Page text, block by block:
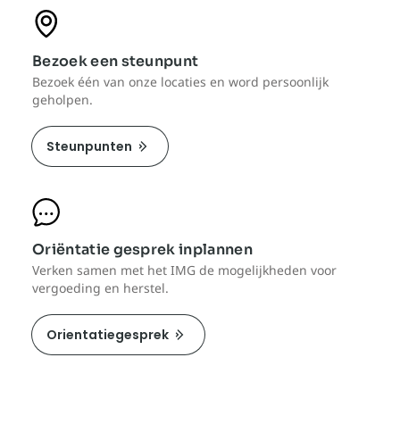
Bezoek een steunpunt
Bezoek één van onze locaties en word persoonlijk
geholpen.
Steunpunten
Oriëntatie gesprek inplannen
Verken samen met het IMG de mogelijkheden voor
vergoeding en herstel.
Orientatiegesprek